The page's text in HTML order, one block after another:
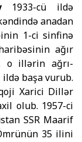
1933-cü ildə
anadan
1-ci sinfinə
ağır
o illərin ağrı-
ildə başa vurub.
Xarici Dillər
olub. 1957-ci
SSR Maarif
35 ilini